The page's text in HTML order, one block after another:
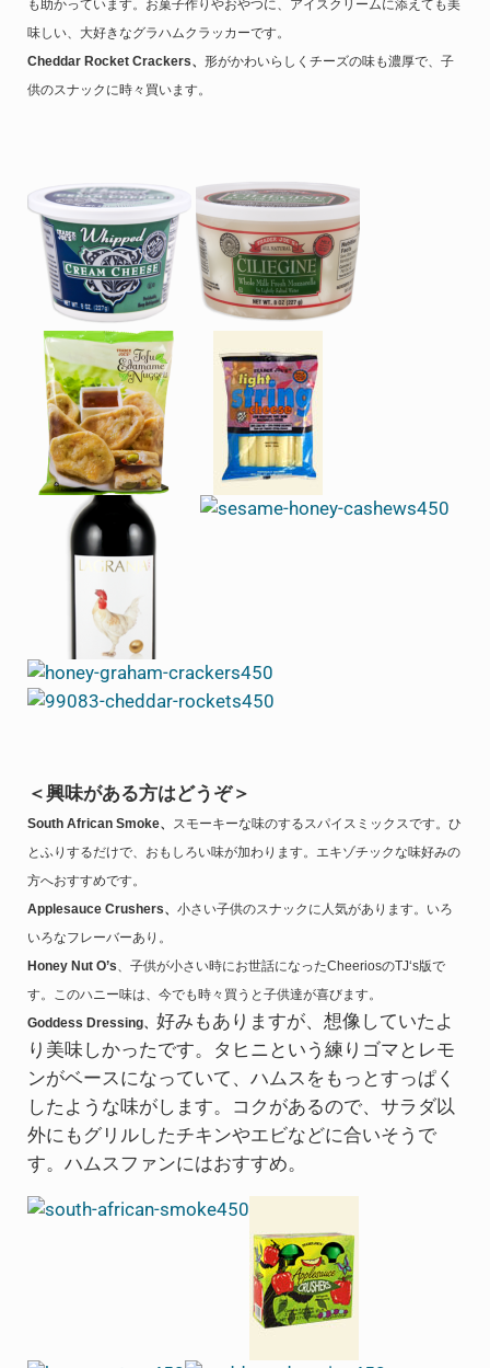
も助かっています。お菓子作りやおやつに、アイスクリームに添えても美
味しい、大好きなグラハムクラッカーです。
Cheddar Rocket Crackers、 形がかわいらしくチーズの味も濃厚で、 子
供のスナックに時々買います。
＜興味がある方はどうぞ＞
South African Smoke、 スモーキーな味のするスパイスミックスです。ひ
とふりするだけで、おもしろい味が加わります。エキゾチックな味好みの
方へおすすめです。
Applesauce Crushers、 小さい子供のスナックに人気があります。いろ
いろなフレーバーあり。
Honey Nut O’s、子供が小さい時にお世話になったCheeriosのTJ‘s版で
す。このハニー味は、今でも時々買うと子供達が喜びます。
Goddess Dressing、 好みもありますが、想像していたよ
り美味しかったです。タヒニという練りゴマとレモ
ンがベースになっていて、ハムスをもっとすっぱく
したような味がします。コクがあるので、サラダ以
外にもグリルしたチキンやエビなどに合いそうで
す。ハムスファンにはおすすめ。